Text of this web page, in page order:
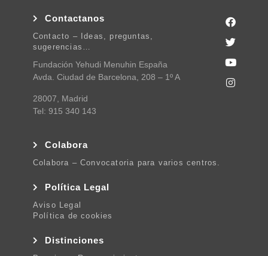
Contactanos
Contacto – Ideas, preguntas,
sugerencias…
Fundación Yehudi Menuhin España
Avda. Ciudad de Barcelona, 208 – 1º A
28007, Madrid
Tel: 915 340 143
Colabora
Colabora – Convocatoria para varios centros.
Política Legal
Aviso Legal
Política de cookies
Distinciones